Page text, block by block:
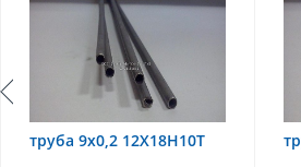
труба 75х1,5, 12Х18Н10Т